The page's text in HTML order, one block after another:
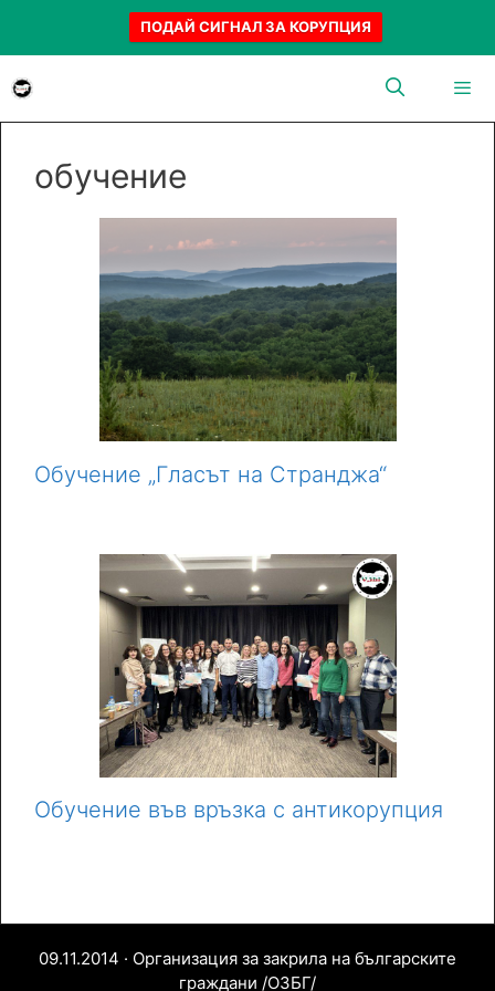
ПОДАЙ СИГНАЛ ЗА КОРУПЦИЯ
съдържанието
обучение
Обучение „Гласът на Странджа“
Обучение във връзка с антикорупция
09.11.2014 · Организация за закрила на българските
граждани /ОЗБГ/